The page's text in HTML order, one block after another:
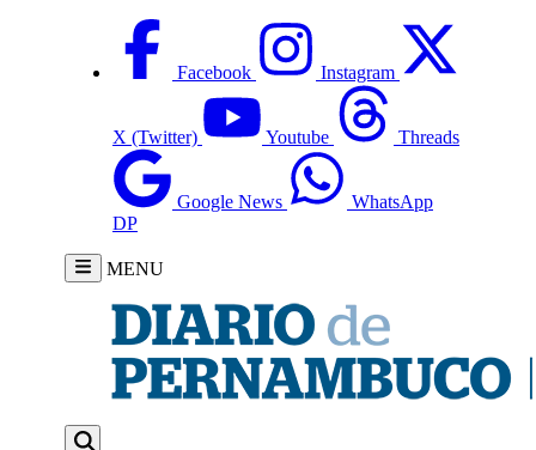
Facebook Instagram
X (Twitter) Youtube Threads
Google News
WhatsApp
DP
MENU